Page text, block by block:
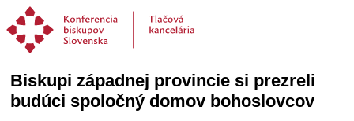
Biskupi západnej provincie si prezreli
budúci spoločný domov bohoslovcov